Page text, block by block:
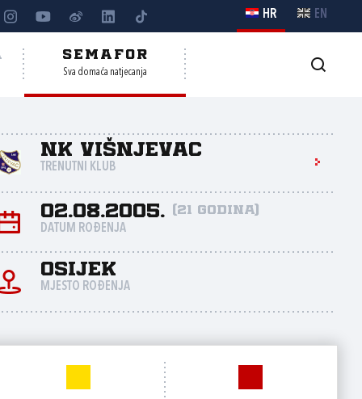
HR EN
SEMAFOR
Sva domaća natjecanja
NK Višnjevac
TRENUTNI KLUB
02.08.2005. (21 godina)
DATUM ROĐENJA
Osijek
MJESTO ROĐENJA